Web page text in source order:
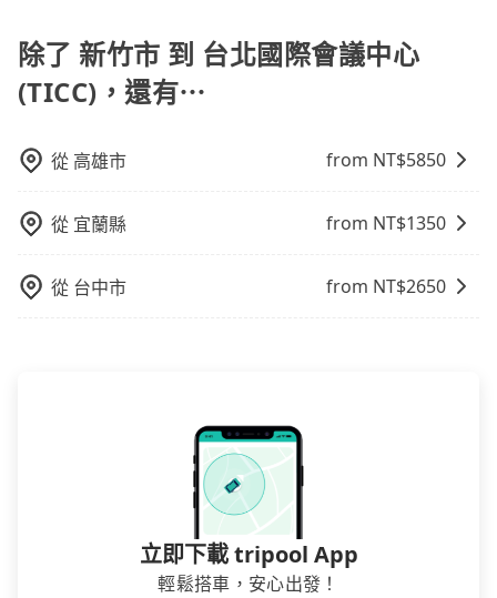
與一台小轎車比較划算，如人數超過12位就一定是叫一
台中巴比較方便。但也有例外，比方說有些山區或路段
是禁止大客車通行的，建議在預定時最好先與車行或平
往市區還是郊區，我們都可以為您提供最佳的旅遊體
驗。所以，如果您正在尋找一家可靠的包車公司，
tripool旅步絕對是您值得信任的不二選擇！
協助回覆，並確認是否能夠提供所需的服務。
除了 新竹市 到 台北國際會議中心
(TICC)，還有⋯
從 高雄市 from NT$5850
從 宜蘭縣 from NT$1350
從 台中市 from NT$2650
立即下載 tripool App
輕鬆搭車，安心出發！